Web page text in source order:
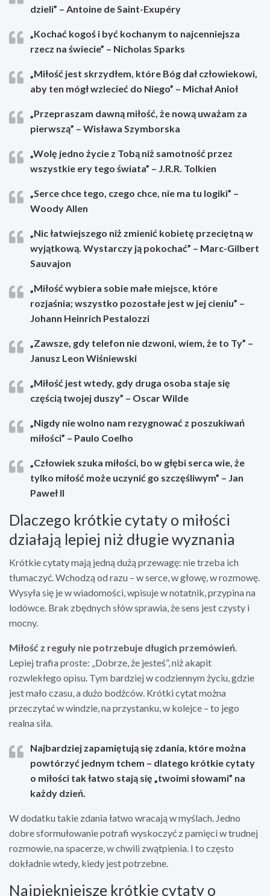
dzieli” – Antoine de Saint-Exupéry
„Kochać kogoś i być kochanym to najcenniejsza
rzecz na świecie” – Nicholas Sparks
„Miłość jest skrzydłem, które Bóg dał człowiekowi,
aby ten mógł wzlecieć do Niego” – Michał Anioł
„Przepraszam dawną miłość, że nową uważam za
pierwszą” – Wisława Szymborska
„Wolę jedno życie z Tobą niż samotność przez
wszystkie ery tego świata” – J.R.R. Tolkien
„Serce chce tego, czego chce, nie ma tu logiki” –
Woody Allen
„Nic łatwiejszego niż zmienić kobietę przeciętną w
wyjątkową. Wystarczy ją pokochać” – Marc-Gilbert
Sauvajon
„Miłość wybiera sobie małe miejsce, które
rozjaśnia; wszystko pozostałe jest w jej cieniu” –
Johann Heinrich Pestalozzi
„Zawsze, gdy telefon nie dzwoni, wiem, że to Ty” –
Janusz Leon Wiśniewski
„Miłość jest wtedy, gdy druga osoba staje się
częścią twojej duszy” – Oscar Wilde
„Nigdy nie wolno nam rezygnować z poszukiwań
miłości” – Paulo Coelho
„Człowiek szuka miłości, bo w głębi serca wie, że
tylko miłość może uczynić go szczęśliwym” – Jan
Paweł II
Dlaczego krótkie cytaty o miłości
działają lepiej niż długie wyznania
Krótkie cytaty mają jedną dużą przewagę: nie trzeba ich
tłumaczyć. Wchodzą od razu – w serce, w głowę, w rozmowę.
Wysyła się je w wiadomości, wpisuje w notatnik, przypina na
lodówce. Brak zbędnych słów sprawia, że sens jest czysty i
mocny.
Miłość z reguły nie potrzebuje długich przemówień
Lepiej trafia proste: „Dobrze, że jesteś”, niż akapit
rozwlekłego opisu. Tym bardziej w codziennym życiu, gdzie
jest mało czasu, a dużo bodźców. Krótki cytat można
przeczytać w windzie, na przystanku, w kolejce – to jego
realna siła.
Najbardziej zapamiętują się zdania, które można
powtórzyć jednym tchem – dlatego krótkie cytaty
o miłości tak łatwo stają się „twoimi słowami” na
każdy dzień.
W dodatku takie zdania łatwo wracają w myślach. Jedno
dobre sformułowanie potrafi wyskoczyć z pamięci w trudnej
rozmowie, na spacerze, w chwili zwątpienia. I to często
dokładnie wtedy, kiedy jest potrzebne.
Najpiękniejsze krótkie cytaty o